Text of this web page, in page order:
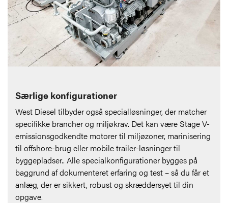
Særlige konfigurationer
West Diesel tilbyder også specialløsninger, der matcher
specifikke brancher og miljøkrav. Det kan være Stage V-
emissionsgodkendte motorer til miljøzoner, marinisering
til offshore-brug eller mobile trailer-løsninger til
byggepladser.. Alle specialkonfigurationer bygges på
baggrund af dokumenteret erfaring og test – så du får et
anlæg, der er sikkert, robust og skræddersyet til din
opgave.